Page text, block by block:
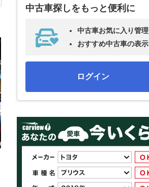
中古車探しをもっと便利に
中古車お気に入り管理
おすすめ中古車の表示
ログイン